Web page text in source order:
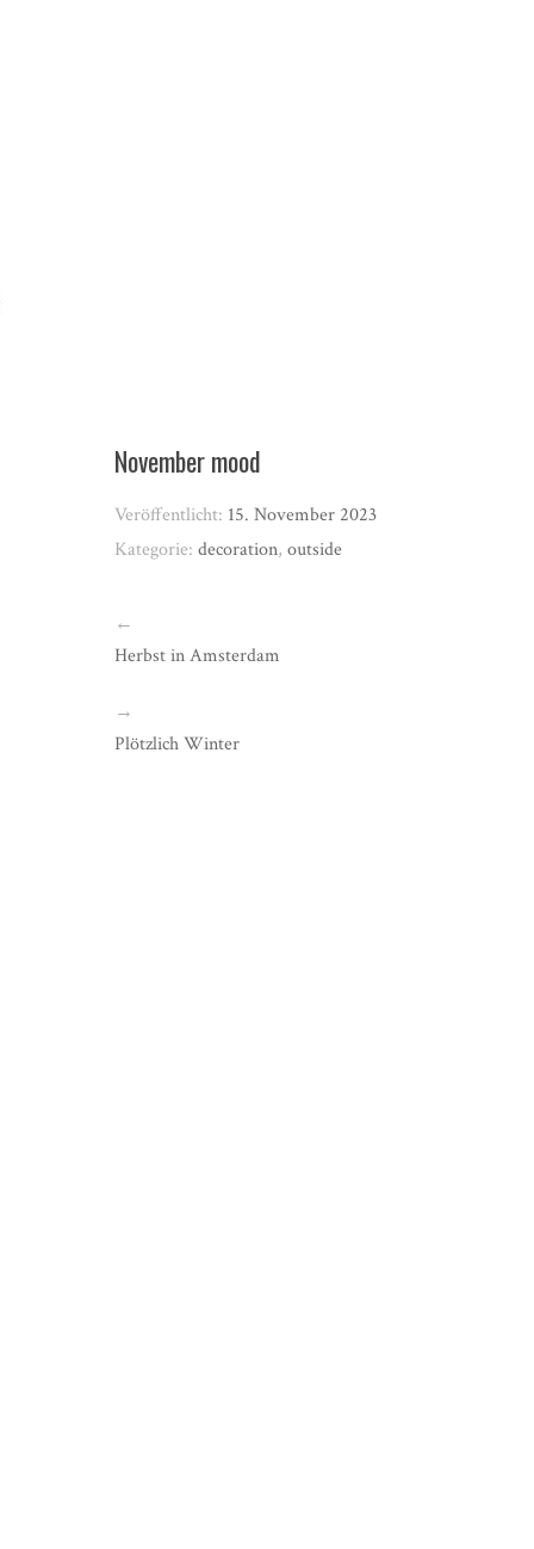
November mood
Veröffentlicht: 15. November 2023
Kategorie:decoration,outside
←
Herbst in Amsterdam
→
Plötzlich Winter